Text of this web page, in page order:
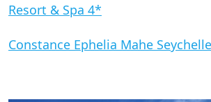
Resort & Spa 4*
Constance Ephelia Mahe